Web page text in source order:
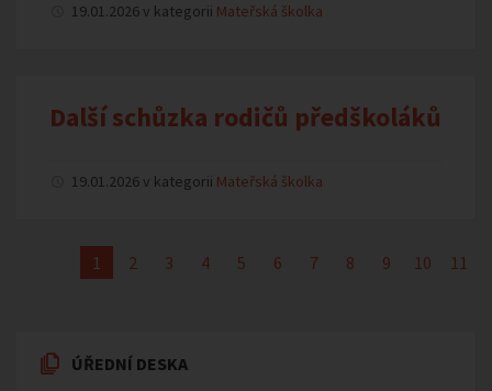
19.01.2026 v kategorii Mateřská školka
Další schůzka rodičů předškoláků
19.01.2026 v kategorii Mateřská školka
1 2 3 4 5 6 7 8 9 10 11
ÚŘEDNÍ DESKA